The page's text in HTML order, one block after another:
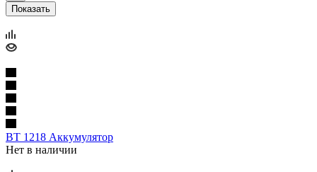
Показать
BT 1218 Аккумулятор
Нет в наличии